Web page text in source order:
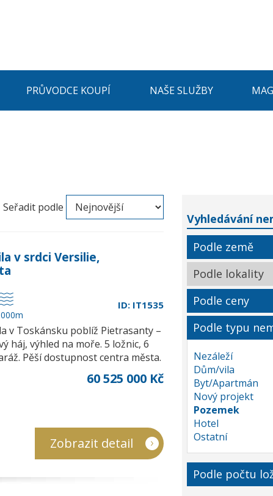
PRŮVODCE KOUPÍ NAŠE SLUŽBY
Seřadit podle
v srdci Versilie,
ID: IT1535
v Toskánsku poblíž Pietrasanty –
háj, výhled na moře. 5 ložnic, 6
Pěší dostupnost centra města.
60 525 000 Kč
Zobrazit detail
Vyhledávání
Podle země
Podle lokality
Podle ceny
Podle typu
Nezáleží
Dům/vila
Byt/Apartmán
Nový projekt
Pozemek
Hotel
Ostatní
Podle počtu